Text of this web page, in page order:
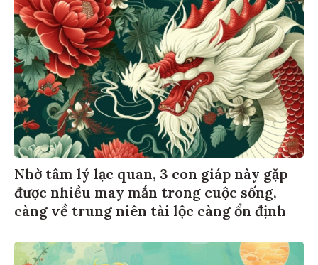
Nhờ tâm lý lạc quan, 3 con giáp này gặp
được nhiều may mắn trong cuộc sống,
càng về trung niên tài lộc càng ổn định